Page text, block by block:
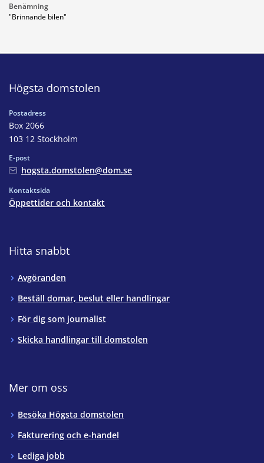
Benämning
"Brinnande bilen"
Högsta domstolen
Postadress
Box 2066
103 12 Stockholm
E-post
hogsta.domstolen@dom.se
Kontaktsida
Öppettider och kontakt
Hitta snabbt
Avgöranden
Beställ domar, beslut eller handlingar
För dig som journalist
Skicka handlingar till domstolen
Mer om oss
Besöka Högsta domstolen
Fakturering och e-handel
Lediga jobb